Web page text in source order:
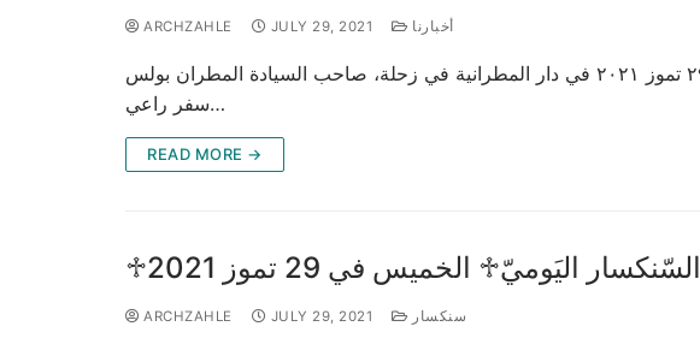
ARCHZAHLE JULY 29, 2021 أخبارنا
استقبل صاحب السيادة المتروبوليت أنطونيوس (الصوري) الجزيل الإحترام، صباح اليوم الخميس ٢٩ تموز ٢٠٢١ في دار المطرانية في زحلة، صاحب السيادة المطران بولس
سفر راعي…
READ MORE →
♱السّنكسار اليَوميّ♱ الخميس في 29 تموز 2021
ARCHZAHLE JULY 29, 2021 سنكسار